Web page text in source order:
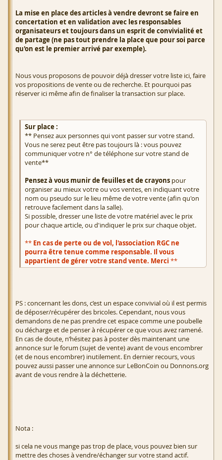
La mise en place des articles à vendre devront se faire en
concertation et en validation avec les responsables
organisateurs et toujours dans un esprit de convivialité et
de partage (ne pas tout prendre la place que pour soi parce
qu'on est le premier arrivé par exemple).
Nous vous proposons de pouvoir déjà dresser votre liste ici, faire
vos propositions de vente ou de recherche. Et pourquoi pas
réserver ici même afin de finaliser la transaction sur place.
Sur place :
** Pensez aux personnes qui vont passer sur votre stand.
Vous ne serez peut être pas toujours là : vous pouvez
communiquer votre n° de téléphone sur votre stand de
vente**
Pensez à vous munir de feuilles et de crayons pour
organiser au mieux votre ou vos ventes, en indiquant votre
nom ou pseudo sur le lieu même de votre vente (afin qu'on
retrouve facilement dans la salle).
Si possible, dresser une liste de votre matériel avec le prix
pour chaque article, ou d'indiquer le prix sur chaque objet.
** En cas de perte ou de vol, l'association RGC ne
pourra être tenue comme responsable. Il vous
appartient de gérer votre stand vente. Merci **
PS : concernant les dons, c’est un espace convivial où il est permis
de déposer/récupérer des bricoles. Cependant, nous vous
demandons de ne pas prendre cet espace comme une poubelle
ou décharge et de penser à récupérer ce que vous avez ramené.
En cas de doute, n’hésitez pas à poster dès maintenant une
annonce sur le forum (sujet de vente) avant de vous encombrer
(et de nous encombrer) inutilement. En dernier recours, vous
pouvez aussi passer une annonce sur LeBonCoin ou Donnons.org
avant de vous rendre à la déchetterie.
Nota :
si cela ne vous mange pas trop de place, vous pouvez bien sur
mettre des choses à vendre/échanger sur votre stand actif.